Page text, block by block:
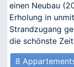
einen Neubau
Erholung in
Strandzugang
die schönste
8